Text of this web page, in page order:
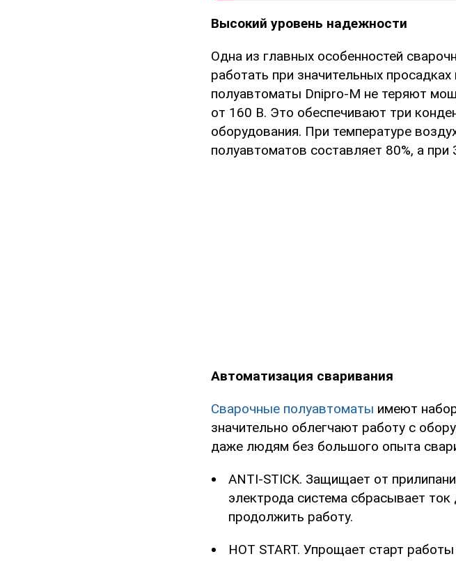
Высокий уровень надежности
Одна из главных особенностей
работать при значительных
полуавтоматы Dnipro-M не теряют
от 160 В. Это обеспечивают три
оборудования. При температуре
полуавтоматов составляет 80%, а при
Автоматизация сваривания
Сварочные полуавтоматы имеют
значительно облегчают работу с
даже людям без большого опыта
ANTI-STICK. Защищает от
электрода система сбрасывает
продолжить работу.
HOT START. Упрощает старт